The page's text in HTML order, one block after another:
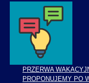
PRZERWA
PROPONUJEMY PO